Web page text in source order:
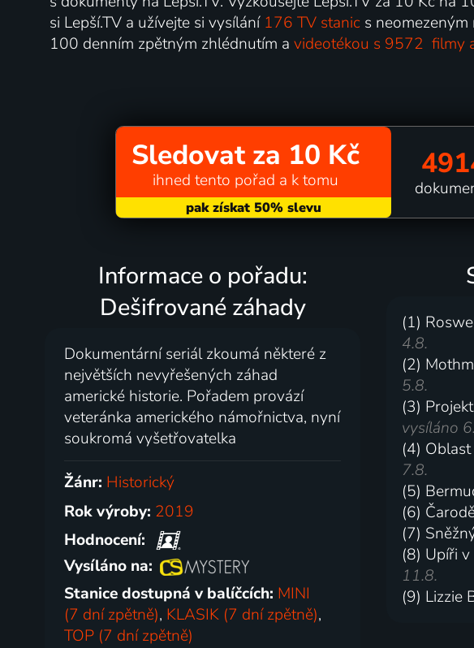
si Lepší.TV a užívejte si vysílání 176 TV stanics neomezeným
100 denním zpětným zhlédnutím a videotékou s 9572 filmy
Sledovat za 10 Kč
ihned tento pořad a k tomu
Informace o pořadu:
Dešifrované záhady
Dokumentární seriál zkoumá některé z
největších nevyřešených záhad
americké historie. Pořadem provází
veteránka amerického námořnictva, nyní
soukromá vyšetřovatelka
Žánr: Historický
Rok výroby: 2019
Hodnocení:
Vysíláno na:
Stanice dostupná v balíčcích: MINI
(7 dní zpětně), KLASIK (7 dní zpětně),
TOP (7 dní zpětně)
(1)
4.8.
(2)
5.8.
(3)
vysíláno
(4)
7.8.
(5)
(6)
(7)
(8) Upíři
11.8.
(9) Lizzie